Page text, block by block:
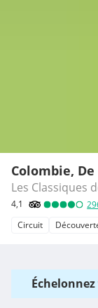
Colombie,
Les Classiques
4,1
Circuit